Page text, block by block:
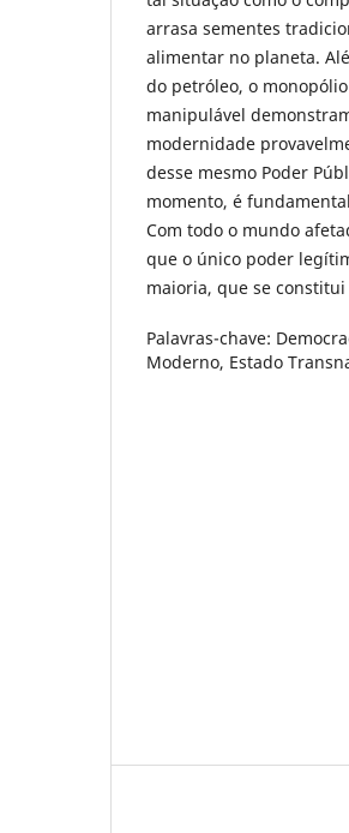
arrasa sementes
alimentar no planeta.
do petróleo, o
manipulável
modernidade
desse mesmo Poder
momento, é
Com todo o mundo
que o único poder
maioria, que se
Palavras-chave:
Moderno, Estado